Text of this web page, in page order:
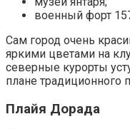
военный форт
Сам город очень
яркими цветами на
северные курорты
плане традиционного
Плайя Дорада